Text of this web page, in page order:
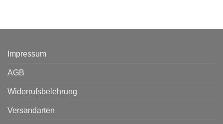
Impressum
AGB
Widerrufsbelehrung
Versandarten